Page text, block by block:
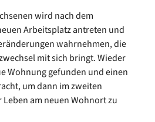
wird nach dem
Arbeitsplatz antreten und
wahrnehmen, die
mit sich bringt. Wieder
Wohnung gefunden und einen
um dann im zweiten
am neuen Wohnort zu